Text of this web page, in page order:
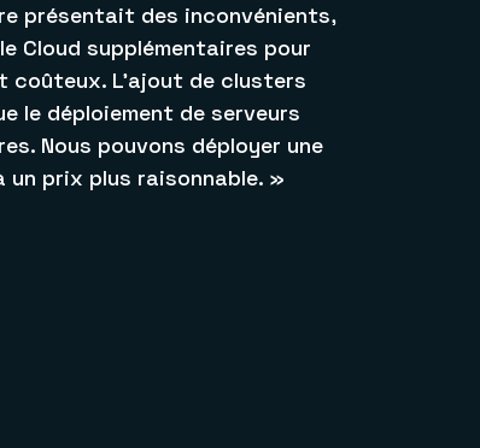
présentait des inconvénients,
Cloud supplémentaires pour
coûteux. L’ajout de clusters
le déploiement de serveurs
Nous pouvons déployer une
prix plus raisonnable. »